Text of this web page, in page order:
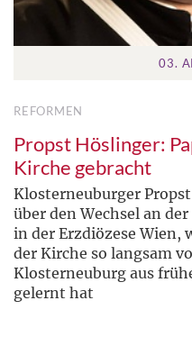
03.
REFORMEN
Propst Höslinger:
Kirche gebracht
Klosterneuburger
über den Wechsel an
in der Erzdiözese Wien,
der Kirche so langsam
Klosterneuburg aus
gelernt hat